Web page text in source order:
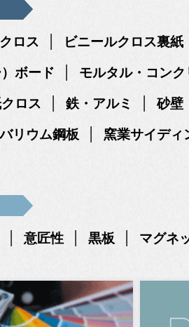
ロス | ビニールクロス裏紙
ボード | モルタル・コンク
ロス | 鉄・アルミ | 砂壁
リウム鋼板 | 窯業サイディ
| 意匠性 | 黒板 | マグネ